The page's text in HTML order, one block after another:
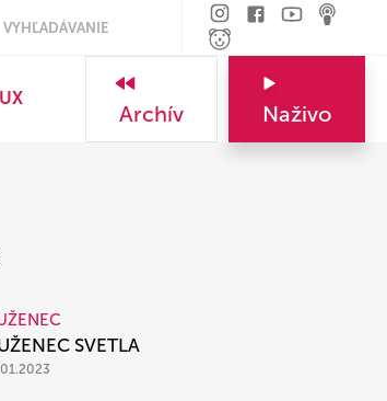
Archív Naživo
SVETLA